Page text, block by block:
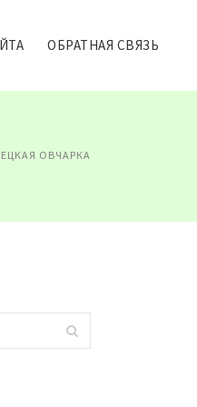
ОБРАТНАЯ СВЯЗЬ
ОВЧАРКА